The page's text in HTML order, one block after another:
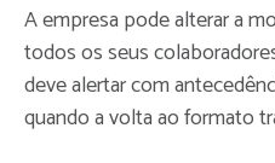
A empresa pode alterar a
todos os seus
deve alertar com
quando a volta ao formato